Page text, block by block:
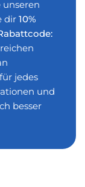
unseren
dir10%
jedes
und
besser